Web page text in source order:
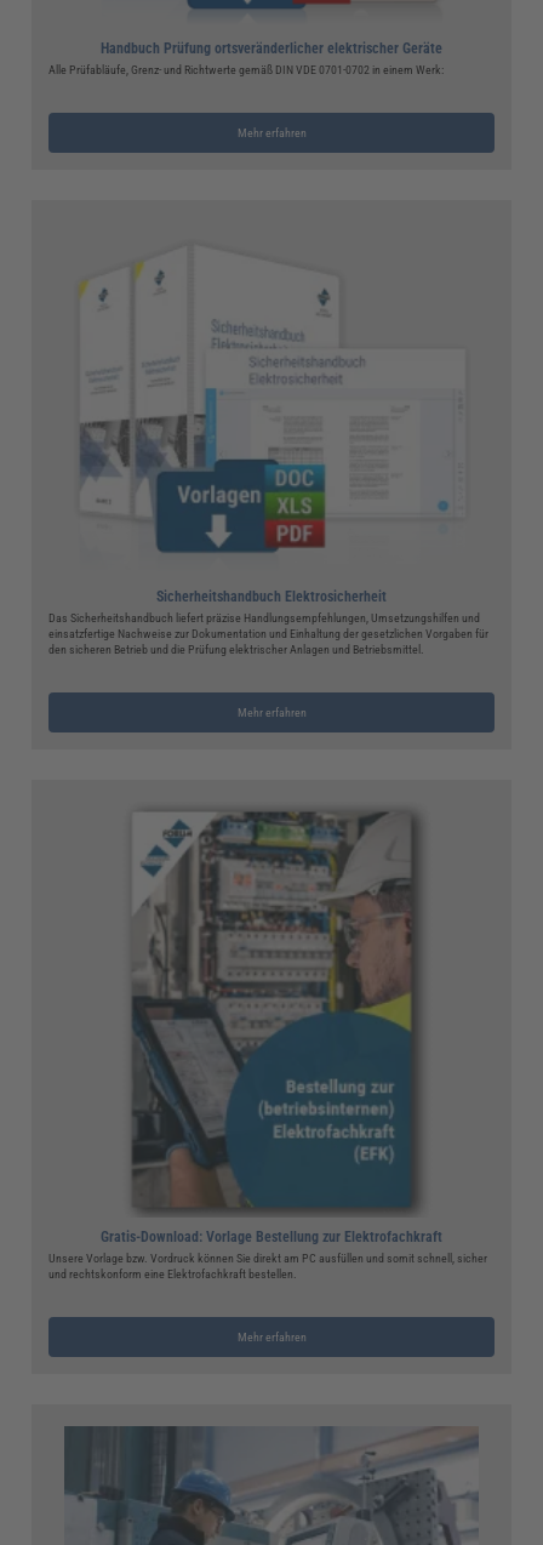
Handbuch Prüfung ortsveränderlicher elektrischer Geräte
Alle Prüfabläufe, Grenz- und Richtwerte gemäß DIN VDE 0701-0702 in einem Werk:
Mehr erfahren
Sicherheitshandbuch Elektrosicherheit
Das Sicherheitshandbuch liefert präzise Handlungsempfehlungen, Umsetzungshilfen und
einsatzfertige Nachweise zur Dokumentation und Einhaltung der gesetzlichen Vorgaben für
den sicheren Betrieb und die Prüfung elektrischer Anlagen und Betriebsmittel.
Mehr erfahren
Gratis-Download: Vorlage Bestellung zur Elektrofachkraft
Unsere Vorlage bzw. Vordruck können Sie direkt am PC ausfüllen und somit schnell, sicher
und rechtskonform eine Elektrofachkraft bestellen.
Mehr erfahren